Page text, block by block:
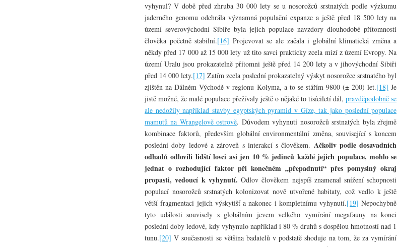
vyhynul? V době před zhruba 30 000 lety se u nosorožců srstnatých podle výzkumu
jaderného genomu odehrála významná populační expanze a ještě před 18 500 lety na
území severovýchodní Sibiře byla jejich populace navzdory dlouhodobé přítomnosti
člověka početně stabilní.[16] Projevovat se ale začala i globální klimatická změna a
někdy před 17 000 až 15 000 lety už tito savci prakticky zcela mizí z území Evropy. Na
území Uralu jsou prokazatelně přítomni ještě před 14 200 lety a v jihovýchodní Sibiři
před 14 000 lety.[17] Zatím zcela poslední prokazatelný výskyt nosorožce srstnatého byl
zjištěn na Dálném Východě v regionu Kolyma, a to se stářím 9800 (± 200) let.[18] Je
jistě možné, že malé populace přežívaly ještě o nějaké to tisíciletí dál,pravděpodobně se
ale nedožily například stavby egyptských pyramid v Gíze, tak jako poslední populace
mamutů na Wrangelově ostrově. Důvodem vyhynutí nosorožců srstnatých byla zřejmě
kombinace faktorů, především globální environmentální změna, související s koncem
poslední doby ledové a zároveň s interakcí s člověkem. Ačkoliv podle dosavadních
odhadů odlovili lidští lovci asi jen 10 % jedinců každé jejich populace, mohlo se
jednat o rozhodující faktor při konečném „přepadnutí“ přes pomyslný okraj
propasti, vedoucí k vyhynutí. Odlov člověkem nejspíš znamenal snížení schopnosti
populací nosorožců srstnatých kolonizovat nově utvořené habitaty, což vedlo k ještě
větší fragmentaci jejich výskytišť a nakonec i kompletnímu vyhynutí.[19] Nepochybně
tyto události souvisely s globálním jevem velkého vymírání megafauny na konci
poslední doby ledové, kdy vyhynulo například i 80 % druhů s dospělou hmotností nad 1
tunu.[20] V současnosti se většina badatelů v podstatě shoduje na tom, že za vymírání